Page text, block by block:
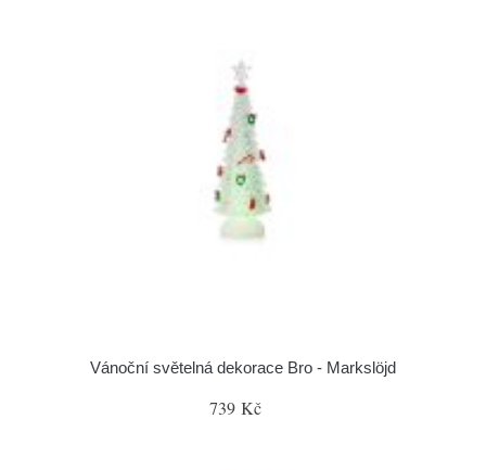
Vánoční světelná dekorace Bro - Markslöjd
739 Kč